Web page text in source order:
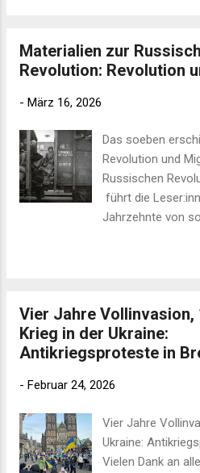
Mitzeichnen: gerechter-
Manifest und das Netzwerk
Materialien zur
Revolution: Revolution
- März 16, 2026
Das soeben
Revolution und
Russischen
führt die
Jahrzehnte von
Revolutionsjahr
widmen sich
der Menschen in
Kernanliegen des
unterdrückten
und von ihr her
Aufstände zu
Vier Jahre Vollinvasion,
Krieg in der Ukraine:
Antikriegsproteste in
- Februar 24, 2026
Vier Jahre
Ukraine:
Vielen Dank an